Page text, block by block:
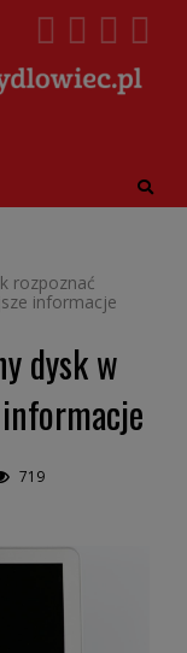
rozpoznać
informacje
dysk w
719